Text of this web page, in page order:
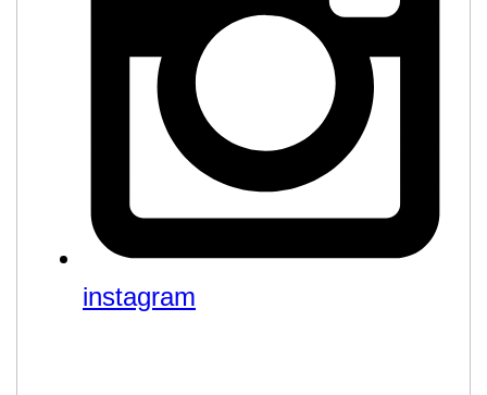
instagram